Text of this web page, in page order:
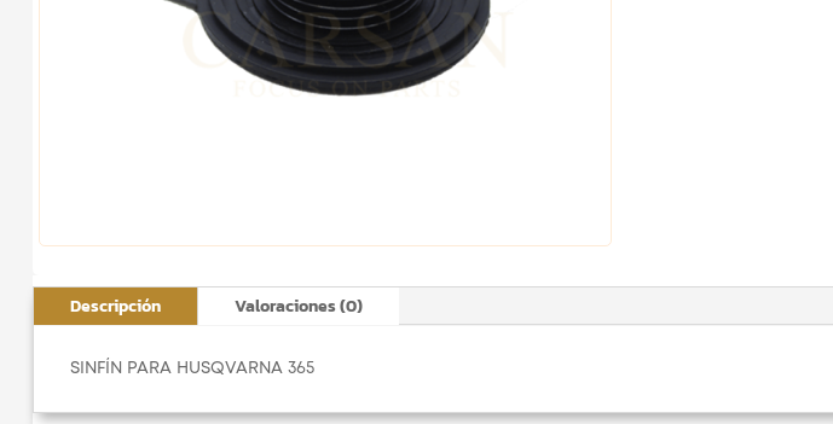
Descripción Valoraciones (0)
SINFÍN PARA HUSQVARNA 365